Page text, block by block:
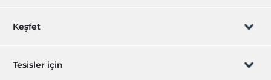
Rezervasyon yönet
Keşfet
Hediye Kart
Tesisler için